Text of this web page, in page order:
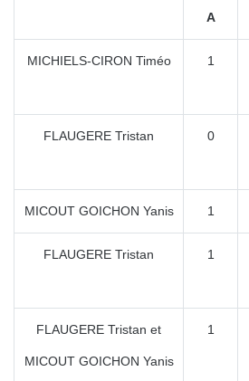
A
MICHIELS-CIRON Timéo 1
FLAUGERE Tristan 0
MICOUT GOICHON Yanis 1
FLAUGERE Tristan 1
FLAUGERE Tristan et
MICOUT GOICHON Yanis
1